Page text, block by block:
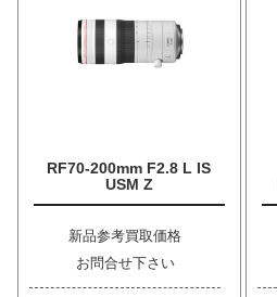
RF70-200mm F2.8 L IS
USM Z
新品参考買取価格
お問合せ下さい